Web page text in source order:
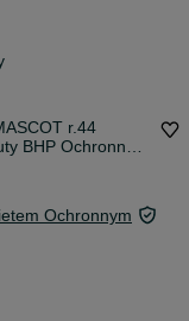
r.44
BHP Ochronne
Ochronnym